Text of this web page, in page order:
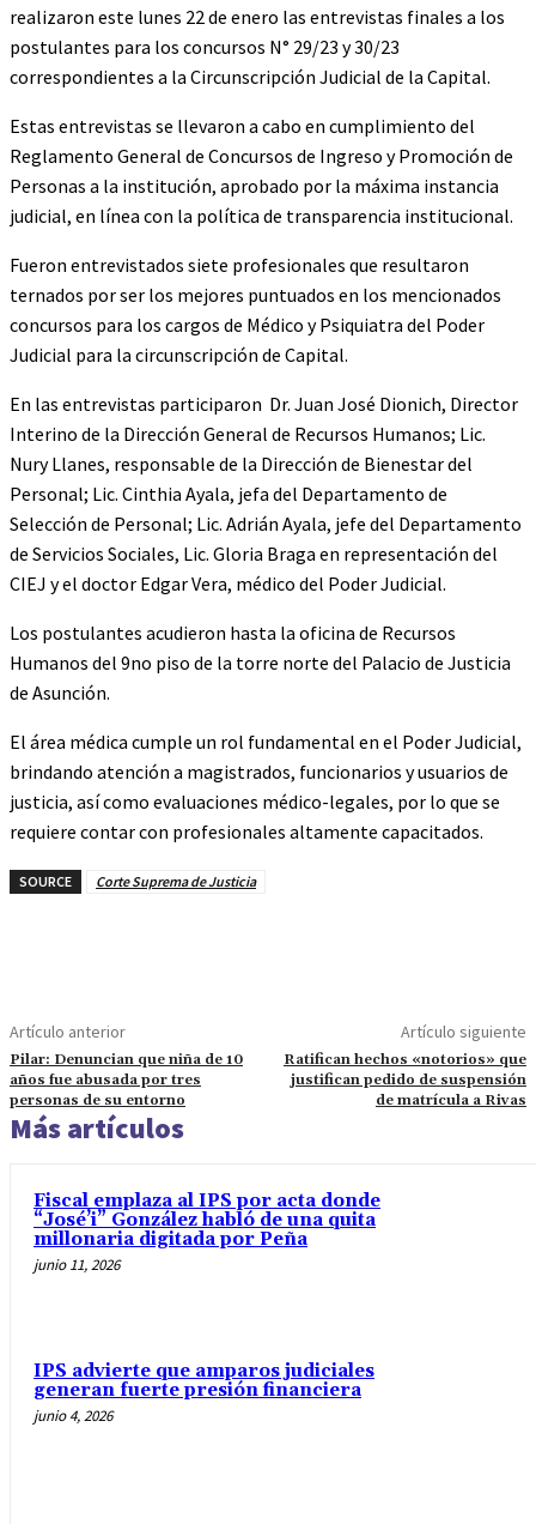
realizaron este lunes 22 de enero las entrevistas finales a los
postulantes para los concursos N° 29/23 y 30/23
correspondientes a la Circunscripción Judicial de la Capital.
Estas entrevistas se llevaron a cabo en cumplimiento del
Reglamento General de Concursos de Ingreso y Promoción de
Personas a la institución, aprobado por la máxima instancia
judicial, en línea con la política de transparencia institucional.
Fueron entrevistados siete profesionales que resultaron
ternados por ser los mejores puntuados en los mencionados
concursos para los cargos de Médico y Psiquiatra del Poder
Judicial para la circunscripción de Capital.
En las entrevistas participaron Dr. Juan José Dionich, Director
Interino de la Dirección General de Recursos Humanos; Lic.
Nury Llanes, responsable de la Dirección de Bienestar del
Personal; Lic. Cinthia Ayala, jefa del Departamento de
Selección de Personal; Lic. Adrián Ayala, jefe del Departamento
de Servicios Sociales, Lic. Gloria Braga en representación del
CIEJ y el doctor Edgar Vera, médico del Poder Judicial.
Los postulantes acudieron hasta la oficina de Recursos
Humanos del 9no piso de la torre norte del Palacio de Justicia
de Asunción.
El área médica cumple un rol fundamental en el Poder Judicial,
brindando atención a magistrados, funcionarios y usuarios de
justicia, así como evaluaciones médico-legales, por lo que se
requiere contar con profesionales altamente capacitados.
SOURCE Corte Suprema de Justicia
Artículo anterior
Pilar: Denuncian que niña de 10
años fue abusada por tres
personas de su entorno
Artículo siguiente
Ratifican hechos «notorios» que
justifican pedido de suspensión
de matrícula a Rivas
Más artículos
Fiscal emplaza al IPS por acta donde
“José’i” González habló de una quita
millonaria digitada por Peña
junio 11, 2026
IPS advierte que amparos judiciales
generan fuerte presión financiera
junio 4, 2026